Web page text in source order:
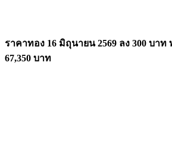
ราคาทอง 16 มิถุนายน 2569 ลง 300 บา
67,350 บาท